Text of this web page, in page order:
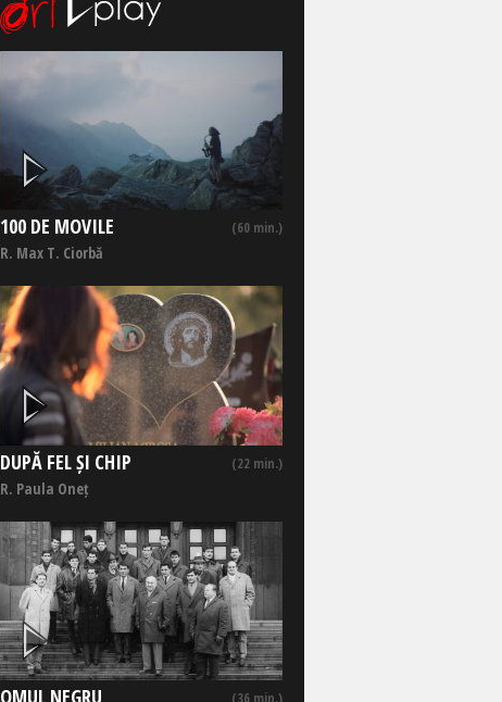
100 DE MOVILE (60 min.)
R. Max T. Ciorbă
DUPĂ FEL ȘI CHIP (22 min.)
R. Paula Oneț
OMUL NEGRU (36 min.)